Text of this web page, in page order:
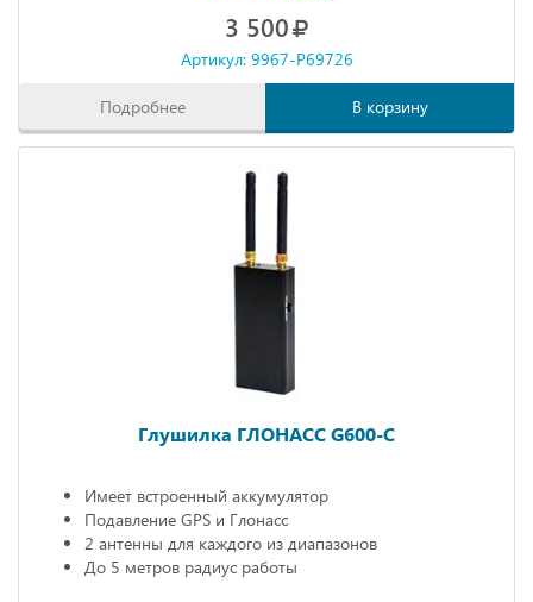
3 500
Артикул: 9967-P69726
Подробнее В корзину
Глушилка ГЛОНАСС G600-C
Имеет встроенный аккумулятор
Подавление GPS и Глонасс
2 антенны для каждого из диапазонов
До 5 метров радиус работы